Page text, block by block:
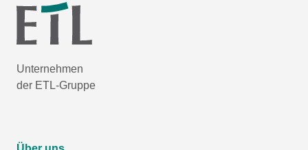
Unternehmen
der ETL-Gruppe